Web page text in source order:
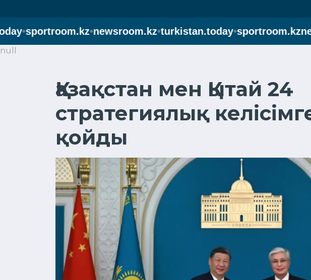
•sportroom.kz•newsroom.kz•turkistan.today•sportroom.kz
null
Қазақстан мен Қытай 24
стратегиялық
қойды